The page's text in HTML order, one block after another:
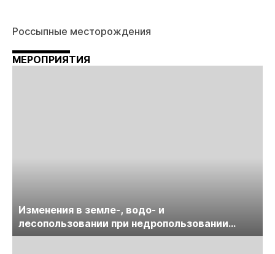
Россыпные месторождения
МЕРОПРИЯТИЯ
Изменения в земле-, водо- и
лесопользовании при недропользовании
обсудят на семинаре «ПравоТЭК»